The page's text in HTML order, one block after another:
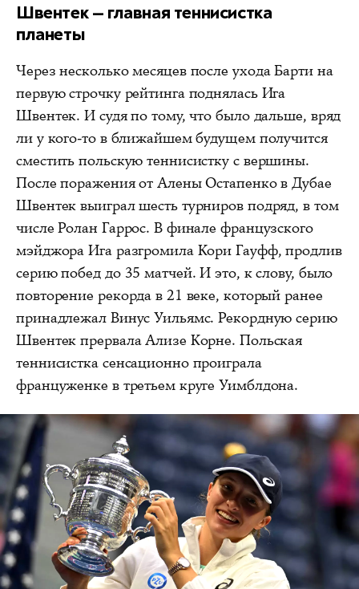
Швентек — главная теннисистка
планеты
Через несколько месяцев после ухода Барти на
первую строчку рейтинга поднялась Ига
Швентек. И судя по тому, что было дальше, вряд
ли у кого-то в ближайшем будущем получится
сместить польскую теннисистку с вершины.
После поражения от Алены Остапенко в Дубае
Швентек выиграл шесть турниров подряд, в том
числе Ролан Гаррос. В финале французского
мэйджора Ига разгромила Кори Гауфф, продлив
серию побед до 35 матчей. И это, к слову, было
повторение рекорда в 21 веке, который ранее
принадлежал Винус Уильямс. Рекордную серию
Швентек прервала Ализе Корне. Польская
теннисистка сенсационно проиграла
француженке в третьем круге Уимблдона.